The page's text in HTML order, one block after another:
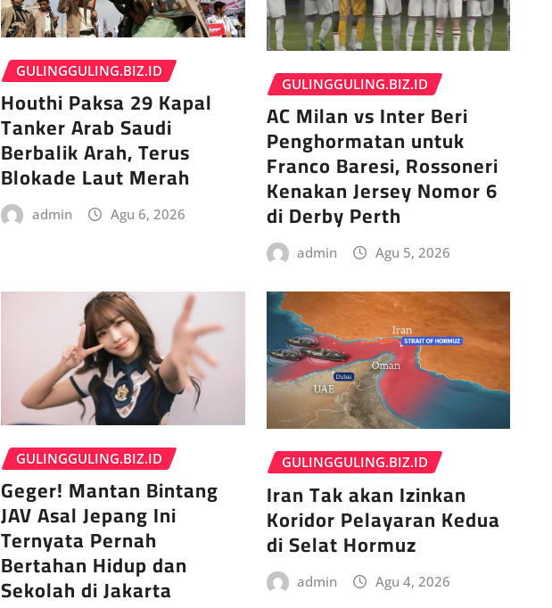
GULINGGULING.BIZ.ID
Houthi Paksa 29 Kapal
Tanker Arab Saudi
Berbalik Arah, Terus
Blokade Laut Merah
admin Agu 6, 2026
GULINGGULING.BIZ.ID
AC Milan vs Inter Beri
Penghormatan untuk
Franco Baresi, Rossoneri
Kenakan Jersey Nomor 6
di Derby Perth
admin Agu 5, 2026
GULINGGULING.BIZ.ID
Geger! Mantan Bintang
JAV Asal Jepang Ini
Ternyata Pernah
Bertahan Hidup dan
Sekolah di Jakarta
GULINGGULING.BIZ.ID
Iran Tak akan Izinkan
Koridor Pelayaran Kedua
di Selat Hormuz
admin Agu 4, 2026